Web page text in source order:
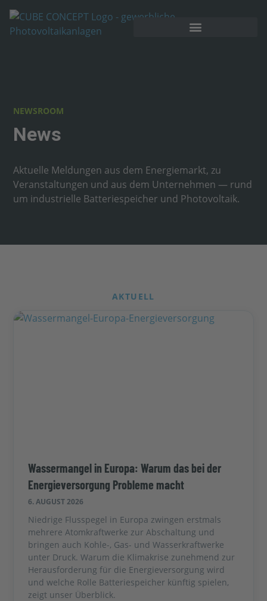
NEWSROOM
News
Aktuelle Meldungen aus dem Energiemarkt, zu
Veranstaltungen und aus dem Unternehmen — rund
um industrielle Batteriespeicher und Photovoltaik.
AKTUELL
Wassermangel in Europa: Warum das bei der
Energieversorgung Probleme macht
6. AUGUST 2026
Niedrige Flusspegel in Europa zwingen erstmals
mehrere Atomkraftwerke zur Abschaltung und
bringen auch Kohle-, Gas- und Wasserkraftwerke
unter Druck. Warum die Klimakrise zunehmend zur
Herausforderung für die Energieversorgung wird
und welche Rolle Batteriespeicher künftig spielen,
zeigt unser Überblick.